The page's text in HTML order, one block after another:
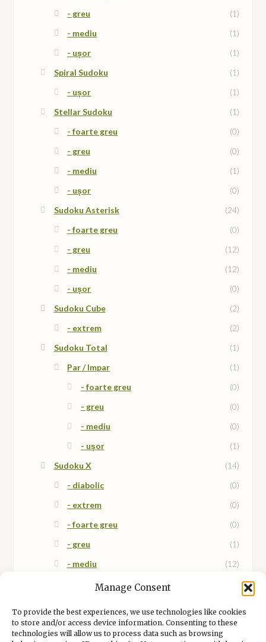
Manage Consent
To provide the best experiences, we use technologies like cookies
to store and/or access device information. Consenting to these
technologies will allow us to process data such as browsing
- greu
(1)
- mediu
(1)
- ușor
(1)
Spiral Sudoku
(1)
- ușor
(1)
Stellar Sudoku
(1)
- foarte greu
(0)
- greu
(0)
- mediu
(1)
- ușor
(0)
Sudoku Asterisk
(24)
- foarte greu
(0)
- greu
(12)
- mediu
(12)
- ușor
(0)
Sudoku Cube
(2)
- extrem
(2)
Sudoku Total
(1)
Par / Impar
(1)
- foarte greu
(0)
- greu
(0)
- mediu
(0)
- ușor
(1)
Sudoku X
(14)
- diabolic
(0)
- extrem
(0)
- foarte greu
(0)
- greu
(1)
- mediu
(12)